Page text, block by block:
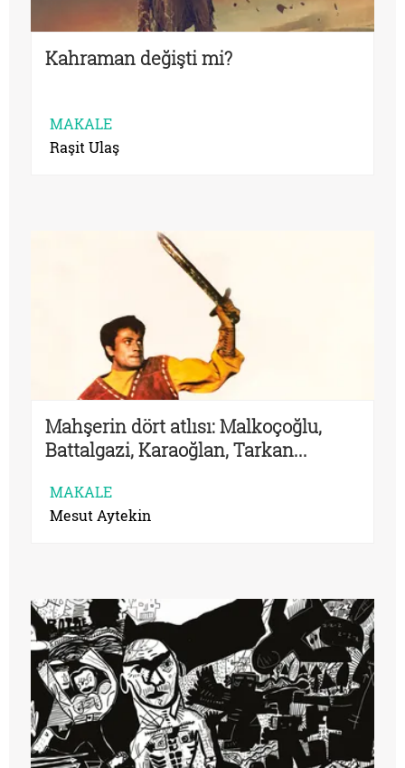
Kahraman değişti mi?
MAKALE
Raşit Ulaş
Mahşerin dört atlısı: Malkoçoğlu,
Battalgazi, Karaoğlan, Tarkan...
MAKALE
Mesut Aytekin